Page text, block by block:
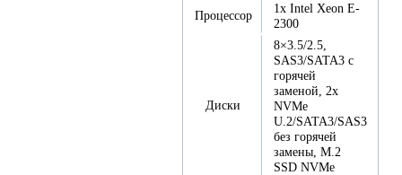
Процессор
1x Intel Xeon E-
2300
Диски
8×3.5/2.5,
SAS3/SATA3 с
горячей
заменой, 2x
NVMe
U.2/SATA3/SAS3
без горячей
замены, M.2
SSD NVMe